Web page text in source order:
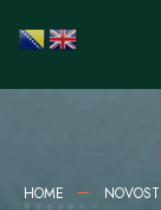
HOME NOVOSTI